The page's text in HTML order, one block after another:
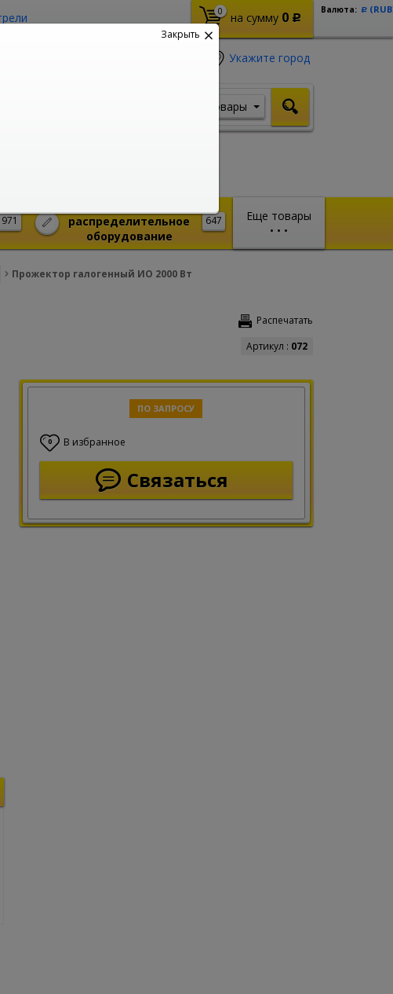
0 на сумму 0 Р
Валюта: Р
Укажите город
Товары
Еще товары
• • •
971 647
распределительное
оборудование
Прожектор галогенный ИО 2000 Вт
Распечатать
Артикул : 072
ПО ЗАПРОСУ
0 В избранное
Связаться
Закрыть